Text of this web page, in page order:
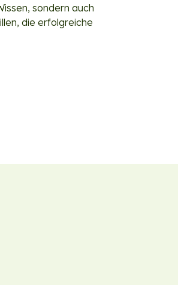
sondern auch
die erfolgreiche